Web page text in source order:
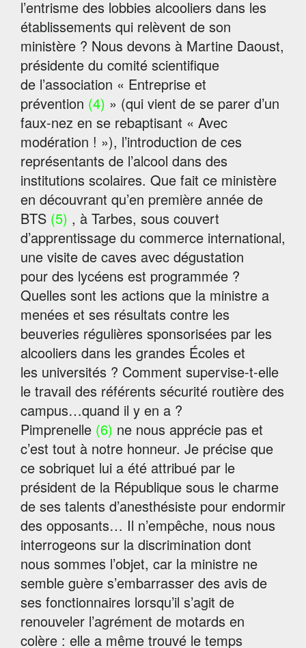
l’entrisme des lobbies alcooliers dans les
établissements qui relèvent de son
ministère ? Nous devons à Martine Daoust,
présidente du comité scientifique
de l’association « Entreprise et
prévention (4) » (qui vient de se parer d’un
faux-nez en se rebaptisant « Avec
modération ! »), l’introduction de ces
représentants de l’alcool dans des
institutions scolaires. Que fait ce ministère
en découvrant qu’en première année de
BTS (5) , à Tarbes, sous couvert
d’apprentissage du commerce international,
une visite de caves avec dégustation
pour des lycéens est programmée ?
Quelles sont les actions que la ministre a
menées et ses résultats contre les
beuveries régulières sponsorisées par les
alcooliers dans les grandes Écoles et
les universités ? Comment supervise-t-elle
le travail des référents sécurité routière des
campus…quand il y en a ?
Pimprenelle (6) ne nous apprécie pas et
c’est tout à notre honneur. Je précise que
ce sobriquet lui a été attribué par le
président de la République sous le charme
de ses talents d’anesthésiste pour endormir
des opposants… Il n’empêche, nous nous
interrogeons sur la discrimination dont
nous sommes l’objet, car la ministre ne
semble guère s’embarrasser des avis de
ses fonctionnaires lorsqu’il s’agit de
renouveler l’agrément de motards en
colère : elle a même trouvé le temps